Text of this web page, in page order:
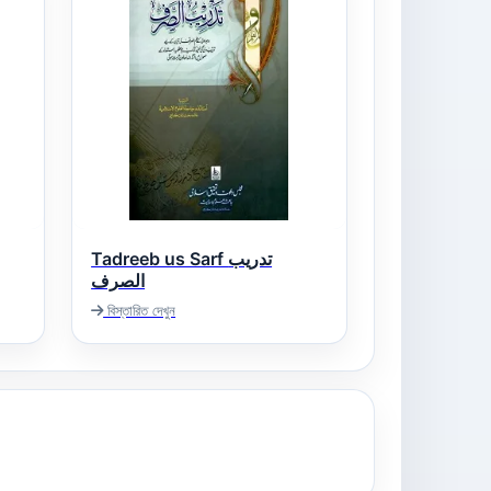
Tadreeb us Sarf تدریب
الصرف
বিস্তারিত দেখুন